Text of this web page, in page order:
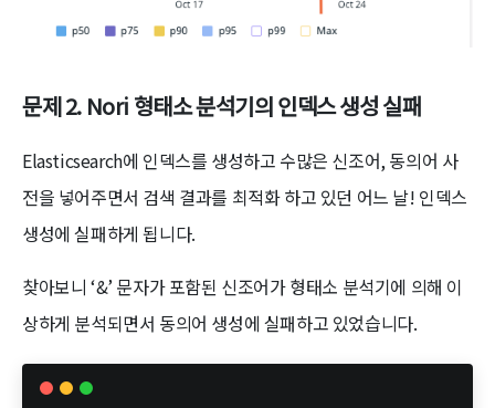
문제 2. Nori 형태소 분석기의 인덱스 생성 실패
Elasticsearch에 인덱스를 생성하고 수많은 신조어, 동의어 사
전을 넣어주면서 검색 결과를 최적화 하고 있던 어느 날! 인덱스
생성에 실패하게 됩니다.
찾아보니 ‘&’ 문자가 포함된 신조어가 형태소 분석기에 의해 이
상하게 분석되면서 동의어 생성에 실패하고 있었습니다.